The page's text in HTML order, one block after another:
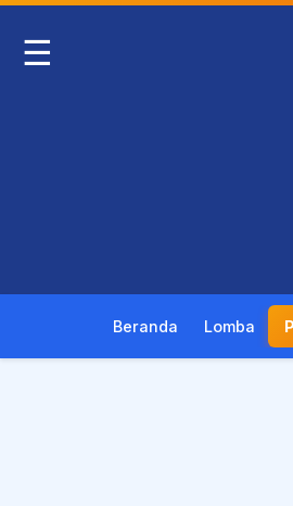
☰
Beranda Lomba